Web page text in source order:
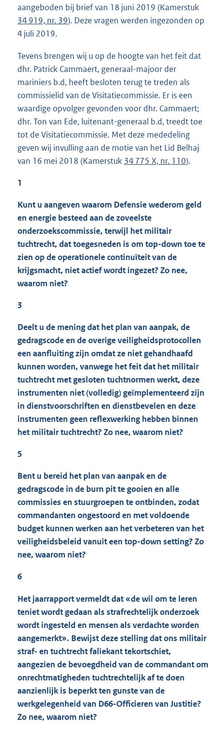
aangeboden bij brief van 18 juni 2019 (Kamerstuk
34 919, nr. 39). Deze vragen werden ingezonden op
4 juli 2019.
Tevens brengen wij u op de hoogte van het feit dat
dhr. Patrick Cammaert, generaal-majoor der
mariniers b.d, heeft besloten terug te treden als
commissielid van de Visitatiecommissie. Er is een
waardige opvolger gevonden voor dhr. Cammaert;
dhr. Ton van Ede, luitenant-generaal b.d, treedt toe
tot de Visitatiecommissie. Met deze mededeling
geven wij invulling aan de motie van het Lid Belhaj
van 16 mei 2018 (Kamerstuk 34 775 X, nr. 110).
1
Kunt u aangeven waarom Defensie wederom geld
en energie besteed aan de zoveelste
onderzoekscommissie, terwijl het militair
tuchtrecht, dat toegesneden is om top-down toe te
zien op de operationele continuïteit van de
krijgsmacht, niet actief wordt ingezet? Zo nee,
waarom niet?
3
Deelt u de mening dat het plan van aanpak, de
gedragscode en de overige veiligheidsprotocollen
een aanfluiting zijn omdat ze niet gehandhaafd
kunnen worden, vanwege het feit dat het militair
tuchtrecht met gesloten tuchtnormen werkt, deze
instrumenten niet (volledig) geïmplementeerd zijn
in dienstvoorschriften en dienstbevelen en deze
instrumenten geen reflexwerking hebben binnen
het militair tuchtrecht? Zo nee, waarom niet?
5
Bent u bereid het plan van aanpak en de
gedragscode in de burn pit te gooien en alle
commissies en stuurgroepen te ontbinden, zodat
commandanten ongestoord en met voldoende
budget kunnen werken aan het verbeteren van het
veiligheidsbeleid vanuit een top-down setting? Zo
nee, waarom niet?
6
Het jaarrapport vermeldt dat «de wil om te leren
teniet wordt gedaan als strafrechtelijk onderzoek
wordt ingesteld en mensen als verdachte worden
aangemerkt». Bewijst deze stelling dat ons militair
straf- en tuchtrecht faliekant tekortschiet,
aangezien de bevoegdheid van de commandant om
onrechtmatigheden tuchtrechtelijk af te doen
aanzienlijk is beperkt ten gunste van de
werkgelegenheid van D66-Officieren van Justitie?
Zo nee, waarom niet?